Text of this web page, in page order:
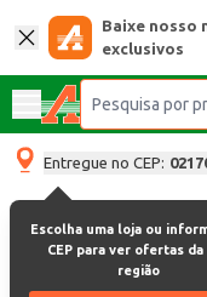
Baixe nosso
exclusivos
Entregue no CEP:
Escolha uma loja ou
CEP para ver ofertas da
região